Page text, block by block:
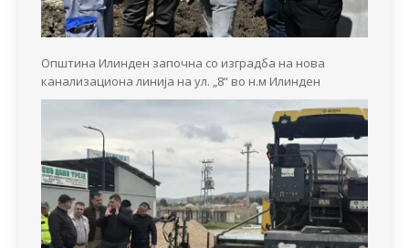
Општина Илинден започна со изградба на нова
канализациона линија на ул. „8“ во н.м Илинден